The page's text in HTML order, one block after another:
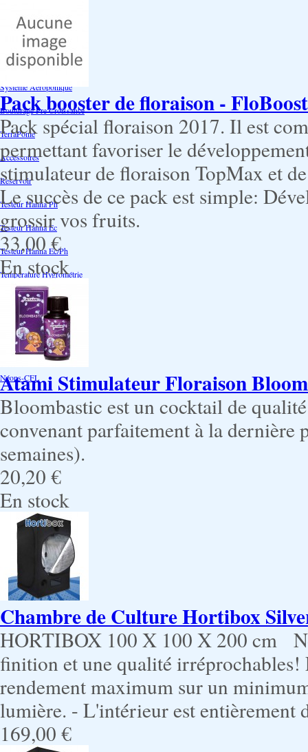
Système NFT
Ultraponie
Système goutte à goutte
Système Aéroponique
Bouturage Pre Croissance
TerraPonie
Accessoires
Reservoir
Testeur Hanna Ph
Testeur Hanna Ec
Testeur Hanna Ec/Ph
Température Hygrométrie
Humidificateurs
Pack bouturage
Serres -Bouturage
Substrat-Bouturage
Néons-CFL
Pack booster de floraison -
Pack spécial floraison 2017. Il est
permettant favoriser le
stimulateur de floraison TopMax et
Le succès de ce pack est simple:
grossir vos fruits.
33,00 €
En stock
Atami Stimulateur Floraison
Bloombastic est un cocktail de
convenant parfaitement à la dernière
semaines).
20,20 €
En stock
Chambre de Culture Hortibox
HORTIBOX 100 X 100 X 200 cm
finition et une qualité
rendement maximum sur un
lumière. - L'intérieur est entièrement
169,00 €